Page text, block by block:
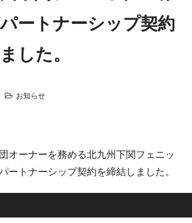
ートナーシップ契約
した。
お知らせ
オーナーを務める北九州下関フェニッ
ートナーシップ契約を締結しました。